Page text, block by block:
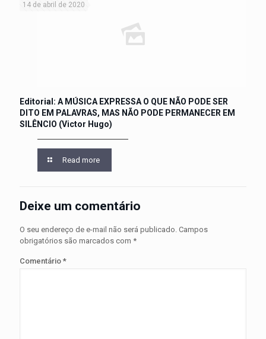
14 de abril de 2020
Editorial: A MÚSICA EXPRESSA O QUE NÃO PODE SER
DITO EM PALAVRAS, MAS NÃO PODE PERMANECER EM
SILÊNCIO (Victor Hugo)
Read more
Deixe um comentário
O seu endereço de e-mail não será publicado. Campos
obrigatórios são marcados com *
Comentário *